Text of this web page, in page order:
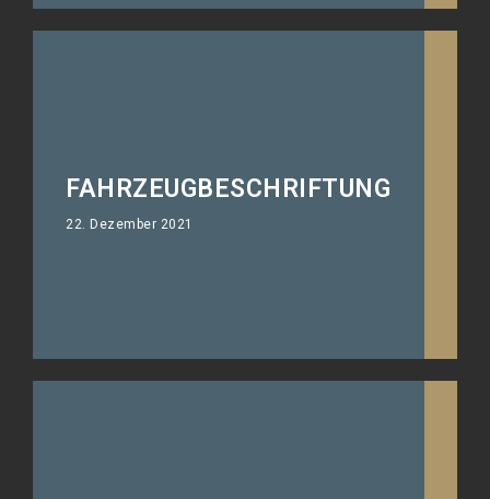
FAHRZEUGBESCHRIFTUNG
22. Dezember 2021